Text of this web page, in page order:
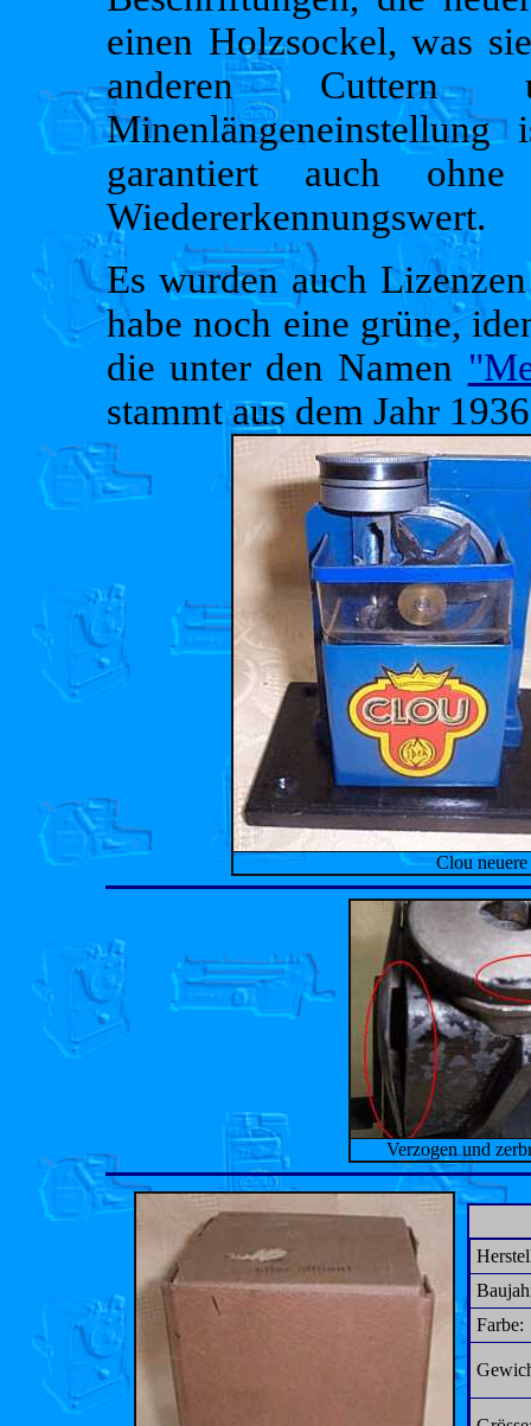
einen Holzsockel, was
anderen Cuttern
garantiert auch ohne
Wiedererkennungswert.
Es wurden auch
habe noch eine grüne,
die unter den Namen
stammt aus dem Jahr
Clou
Verzogen und
Farbe: